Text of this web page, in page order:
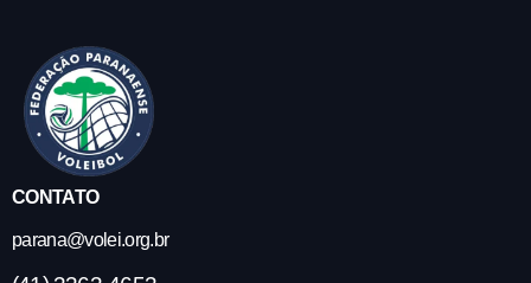
CONTATO
parana@volei.org.br